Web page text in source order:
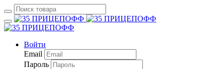
Войти
Email
Пароль